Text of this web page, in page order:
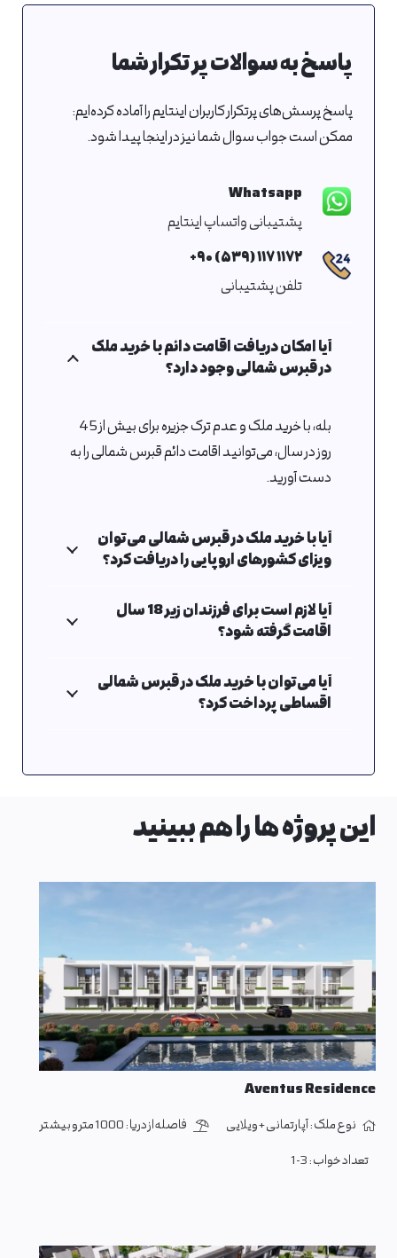
پاسخ به سوالات پر تکرار شما
پاسخ پرسش‌های پرتکرار کاربران اینتایم را آماده کرده‌ایم:
ممکن است جواب سوال شما نیز در اینجا پیدا شود.
Whatsapp
پشتیبانی واتساپ اینتایم
۱۱۷۲ ۱۱۷ (۵۳۹) ۹۰+
تلفن پشتیبانی
آیا امکان دریافت اقامت دائم با خرید ملک
در قبرس شمالی وجود دارد؟
بله، با خرید ملک و عدم ترک جزیره برای بیش از 45
روز در سال، می‌توانید اقامت دائم قبرس شمالی را به
دست آورید.
آیا با خرید ملک در قبرس شمالی می‌توان
ویزای کشورهای اروپایی را دریافت کرد؟
آیا لازم است برای فرزندان زیر 18 سال
اقامت گرفته شود؟
آیا می‌توان با خرید ملک در قبرس شمالی
اقساطی پرداخت کرد؟
این پروژه ها را هم ببینید
Aventus Residence
نوع ملک :آپارتمانی + ویلایی فاصله از دریا :1000 متر و بیشتر
تعداد خواب :1-3